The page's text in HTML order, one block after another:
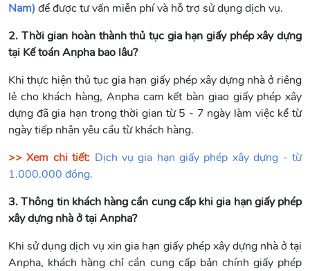
Nam) để được tư vấn miễn phí và hỗ trợ sử dụng dịch vụ.
2. Thời gian hoàn thành thủ tục gia hạn giấy phép xây dựng
tại Kế toán Anpha bao lâu?
Khi thực hiện thủ tục gia hạn giấy phép xây dựng nhà ở riêng
lẻ cho khách hàng, Anpha cam kết bàn giao giấy phép xây
dựng đã gia hạn trong thời gian từ 5 - 7 ngày làm việc kể từ
ngày tiếp nhận yêu cầu từ khách hàng.
>> Xem chi tiết: Dịch vụ gia hạn giấy phép xây dựng - từ
1.000.000 đồng.
3. Thông tin khách hàng cần cung cấp khi gia hạn giấy phép
xây dựng nhà ở tại Anpha?
Khi sử dụng dịch vụ xin gia hạn giấy phép xây dựng nhà ở tại
Anpha, khách hàng chỉ cần cung cấp bản chính giấy phép